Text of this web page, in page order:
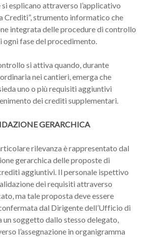
esplicano attraverso l’applicativo
Crediti”, strumento informatico che
integrata delle procedure di controllo
fase del procedimento.
si attiva quando, durante
nei cantieri, emerga che
uno o più requisiti aggiuntivi
dei crediti supplementari.
GERARCHICA
rilevanza è rappresentato dal
gerarchica delle proposte di
aggiuntivi. Il personale ispettivo
dei requisiti attraverso
ma tale proposta deve essere
dal Dirigente dell’Ufficio di
un soggetto dallo stesso delegato,
l’assegnazione in organigramma